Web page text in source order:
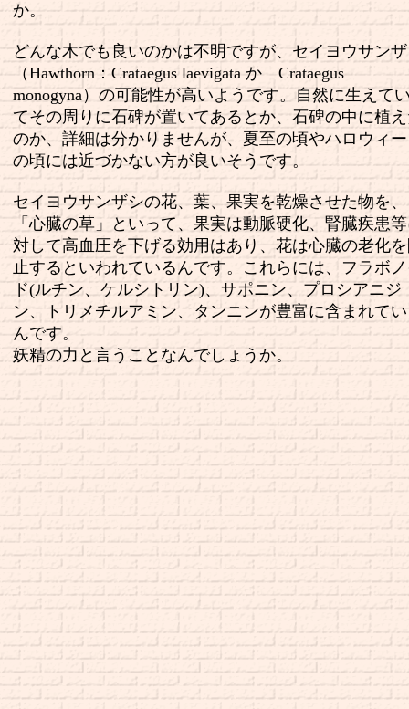
か。
どんな木でも良いのかは不明ですが、セイヨウサン
（Hawthorn：Crataegus laevigata か Crataegus
monogyna）の可能性が高いようです。自然に生えて
てその周りに石碑が置いてあるとか、石碑の中に植
のか、詳細は分かりませんが、夏至の頃やハロウィ
の頃には近づかない方が良いそうです。
セイヨウサンザシの花、葉、果実を乾燥させた物を、
「心臓の草」といって、果実は動脈硬化、腎臓疾患
対して高血圧を下げる効用はあり、花は心臓の老化
止するといわれているんです。これらには、フラボ
ド(ルチン、ケルシトリン)、サポニン、プロシアニジ
ン、トリメチルアミン、タンニンが豊富に含まれて
んです。
妖精の力と言うことなんでしょうか。